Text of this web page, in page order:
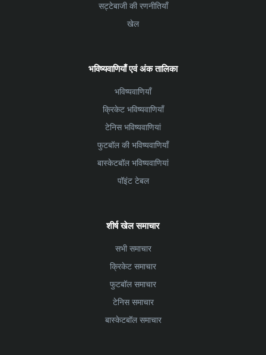
सट्टेबाजी की रणनीतियाँ
खेल
भविष्यवाणियाँ एवं अंक तालिका
भविष्यवाणियाँ
क्रिकेट भविष्यवाणियाँ
टेनिस भविष्यवाणियां
फुटबॉल की भविष्यवाणियाँ
बास्केटबॉल भविष्यवाणियां
पॉइंट टेबल
शीर्ष खेल समाचार
सभी समाचार
क्रिकेट समाचार
फुटबॉल समाचार
टेनिस समाचार
बास्केटबॉल समाचार